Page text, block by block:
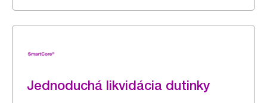
Jednoduchá likvidácia dutinky